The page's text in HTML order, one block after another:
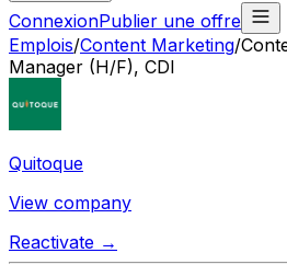
ConnexionPublier une offre
Emplois/Content Marketing/
Manager (H/F), CDI
Quitoque
View company
Reactivate →